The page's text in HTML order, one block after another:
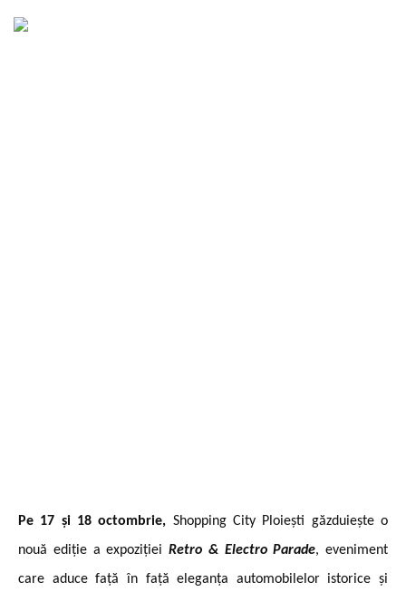
Pe 17 și 18 octombrie, Shopping City Ploiești găzduiește o
nouă ediție a expoziției Retro & Electro Parade, eveniment
care aduce față în față eleganța automobilelor istorice și